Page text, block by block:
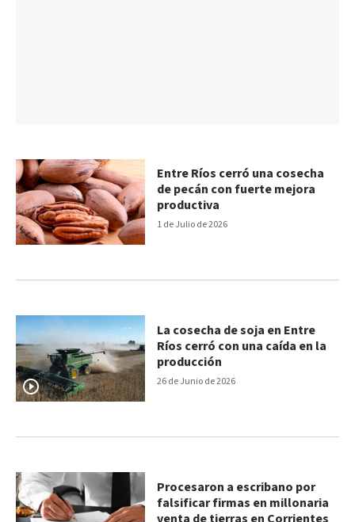
1 de Julio de 2026
Entre Ríos cerró una cosecha
de pecán con fuerte mejora
productiva
26 de Junio de 2026
La cosecha de soja en Entre
Ríos cerró con una caída en la
producción
Procesaron a escribano por
falsificar firmas en millonaria